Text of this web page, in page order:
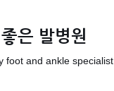
은 발병원
foot and ankle specialist